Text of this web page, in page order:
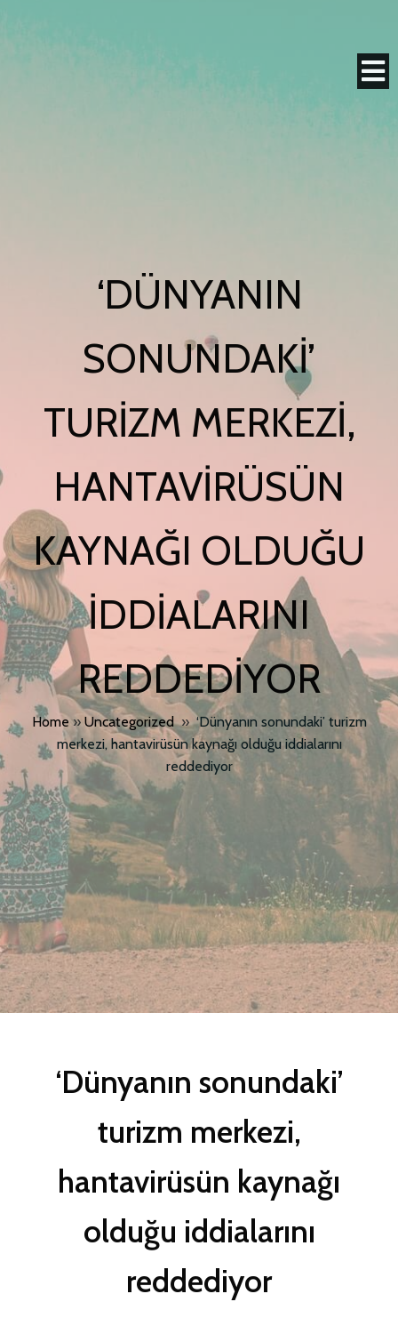
‘DÜNYANIN
SONUNDAKI’
TURIZM MERKEZI,
HANTAVIRÜSÜN
KAYNAĞI OLDUĞU
IDDIALARINI
REDDEDIYOR
Home» Uncategorized » ‘Dünyanın sonundaki’ turizm
merkezi, hantavirüsün kaynağı olduğu iddialarını
reddediyor
‘Dünyanın sonundaki’
turizm merkezi,
hantavirüsün kaynağı
olduğu iddialarını
reddediyor